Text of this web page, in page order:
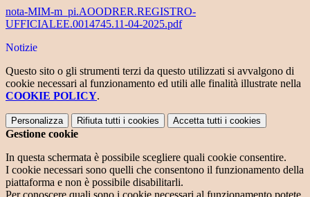
nota-MIM-m_pi.AOODRER.REGISTRO-
UFFICIALEE.0014745.11-04-2025.pdf
Notizie
Questo sito o gli strumenti terzi da questo utilizzati si avvalgono di
cookie necessari al funzionamento ed utili alle finalità illustrate nella
COOKIE POLICY.
Personalizza Rifiuta tutti i cookies Accetta tutti i cookies
Gestione cookie
In questa schermata è possibile scegliere quali cookie consentire.
I cookie necessari sono quelli che consentono il funzionamento della
piattaforma e non è possibile disabilitarli.